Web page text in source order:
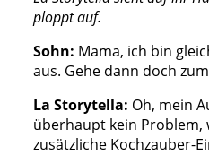
ploppt auf.
Sohn: Mama, ich bin
aus. Gehe dann doch
La Storytella: Oh, mein
überhaupt kein Problem,
zusätzliche Kochzauber-